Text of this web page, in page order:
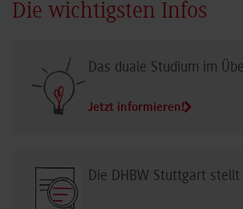
Die wichtigsten Infos
Das duale Studium im
Jetzt informieren!
Die DHBW Stuttgart